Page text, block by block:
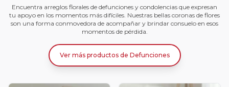
Encuentra arreglos florales de defunciones y condolencias que expresan
tu apoyo en los momentos más difíciles. Nuestras bellas coronas de flores
son una forma conmovedora de acompañar y brindar consuelo en esos
momentos de pérdida.
Ver más productos de Defunciones